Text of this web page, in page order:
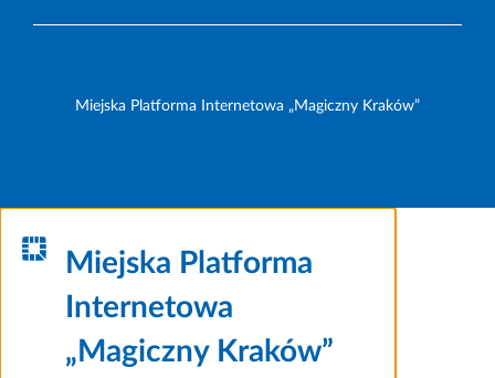
Miejska Platforma Internetowa „Magiczny Kraków”
Miejska Platforma
Internetowa
„Magiczny Kraków”